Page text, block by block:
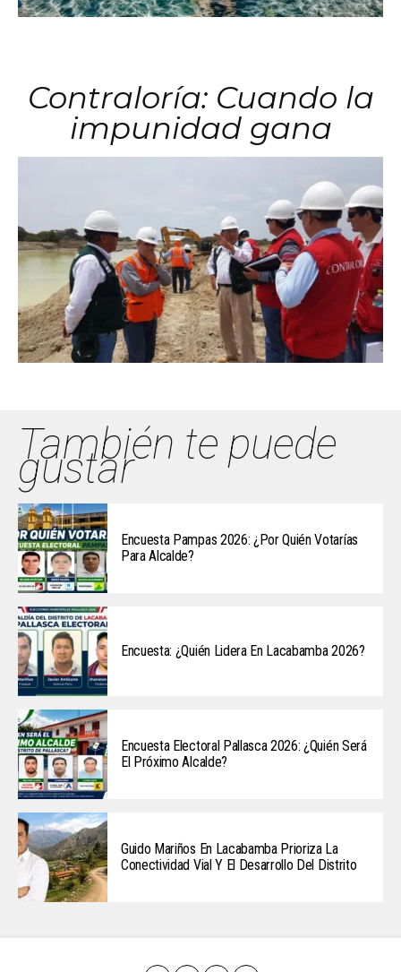
Contraloría: Cuando la
impunidad gana
También te puede
gustar
Encuesta Pampas 2026: ¿Por Quién Votarías
Para Alcalde?
Encuesta: ¿Quién Lidera En Lacabamba 2026?
Encuesta Electoral Pallasca 2026: ¿Quién Será
El Próximo Alcalde?
Guido Mariños En Lacabamba Prioriza La
Conectividad Vial Y El Desarrollo Del Distrito